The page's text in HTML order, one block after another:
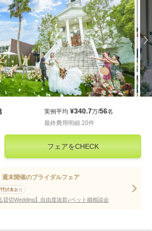
実例平均 ¥340.7万/56名
最終費用明細 20件
フェアをCHECK
週末開催のブライダルフェア
試食あり
貸切Wedding】自由度抜群♪ペット婚相談会